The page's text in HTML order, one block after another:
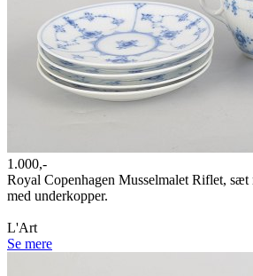
1.000,-
Royal Copenhagen Musselmalet Riflet,
med underkopper.
L'Art
Se mere